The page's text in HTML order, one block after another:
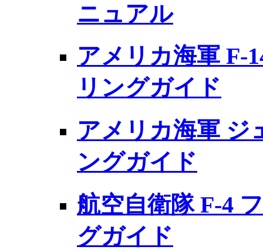
ニュアル
アメリカ海軍 F-
リングガイド
アメリカ海軍 ジ
ングガイド
航空自衛隊 F-4
グガイド